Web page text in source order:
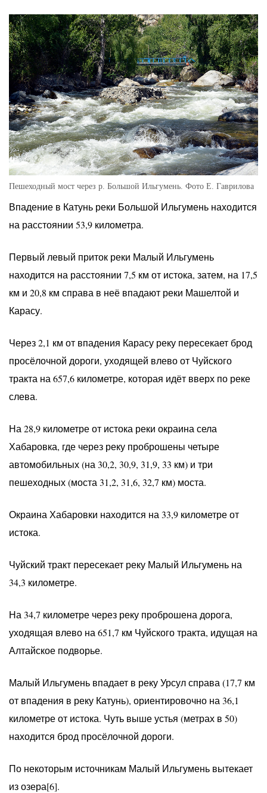
Пешеходный мост через р. Большой Ильгумень. Фото Е. Гаврилова
Впадение в Катунь реки Большой Ильгумень находится
на расстоянии 53,9 километра.
Первый левый приток реки Малый Ильгумень
находится на расстоянии 7,5 км от истока, затем, на 17,5
км и 20,8 км справа в неё впадают реки Машелтой и
Карасу.
Через 2,1 км от впадения Карасу реку пересекает брод
просёлочной дороги, уходящей влево от Чуйского
тракта на 657,6 километре, которая идёт вверх по реке
слева.
На 28,9 километре от истока реки окраина села
Хабаровка, где через реку проброшены четыре
автомобильных (на 30,2, 30,9, 31,9, 33 км) и три
пешеходных (моста 31,2, 31,6, 32,7 км) моста.
Окраина Хабаровки находится на 33,9 километре от
истока.
Чуйский тракт пересекает реку Малый Ильгумень на
34,3 километре.
На 34,7 километре через реку проброшена дорога,
уходящая влево на 651,7 км Чуйского тракта, идущая на
Алтайское подворье.
Малый Ильгумень впадает в реку Урсул справа (17,7 км
от впадения в реку Катунь), ориентировочно на 36,1
километре от истока. Чуть выше устья (метрах в 50)
находится брод просёлочной дороги.
По некоторым источникам Малый Ильгумень вытекает
из озера[6].